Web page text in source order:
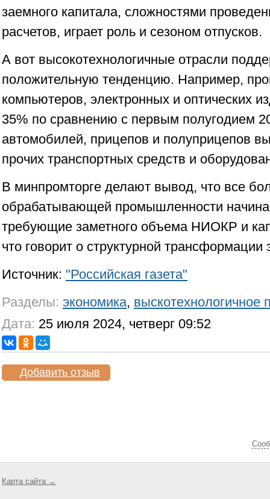
заемного капитала, сложностями
расчетов, играет роль и сезоном отпусков.
А вот высокотехнологичные отрасли
положительную тенденцию. Например,
компьютеров, электронных и оптических
35% по сравнению с первым полугодием
автомобилей, прицепов и полуприцепов
прочих транспортных средств и
В минпромторге делают вывод, что все
обрабатывающей промышленности
требующие заметного объема НИОКР и
что говорит о структурной трансформации
Источник: "Российская газета"
Разделы: экономика, выскотехнологичное
Дата: 25 июля 2024, четверг 09:52
Добавить отзыв
Карта сайта →